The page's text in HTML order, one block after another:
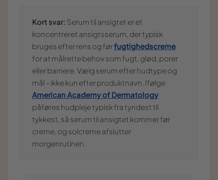
Kort svar: Serum til ansigtet er et
koncentreret ansigtsserum, der typisk
bruges efter rens og førfugtighedscreme
for at målrette behov som fugt, glød, porer
eller barriere. Vælg serum efter hudtype og
mål – ikke kun efter produktnavn. Ifølge
American Academy of Dermatology
påføres hudpleje typisk fra tyndest til
tykkest, så serum til ansigtet kommer før
creme, og solcreme afslutter
morgenrutinen.